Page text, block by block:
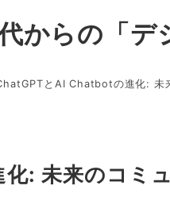
からの「デ
とAI Chatbotの進化: 未
: 未来のコミ